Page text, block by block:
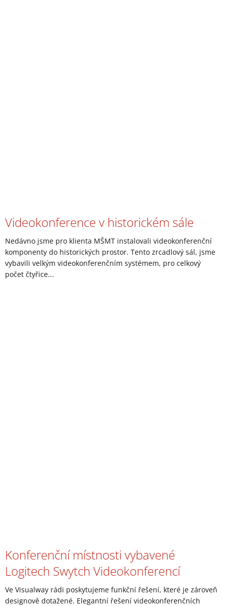
Videokonference v historickém sále
Nedávno jsme pro klienta MŠMT instalovali videokonferenční
komponenty do historických prostor. Tento zrcadlový sál, jsme
vybavili velkým videokonferenčním systémem, pro celkový
počet čtyřice...
Konferenční místnosti vybavené
Logitech Swytch Videokonferencí
Ve Visualway rádi poskytujeme funkční řešení, které je zároveň
designově dotažené. Elegantní řešení videokonferenčních